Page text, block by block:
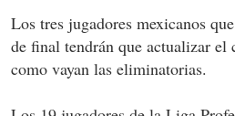
Los tres jugadores mexicanos
de final tendrán que actualizar el
como vayan las eliminatorias.